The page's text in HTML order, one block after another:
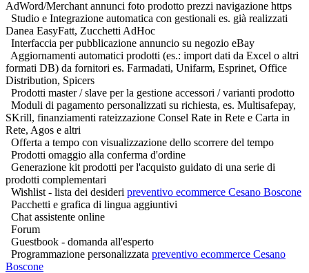
AdWord/Merchant annunci foto prodotto prezzi navigazione https
Studio e Integrazione automatica con gestionali es. già realizzati
Danea EasyFatt, Zucchetti AdHoc
Interfaccia per pubblicazione annuncio su negozio eBay
Aggiornamenti automatici prodotti (es.: import dati da Excel o altri
formati DB) da fornitori es. Farmadati, Unifarm, Esprinet, Office
Distribution, Spicers
Prodotti master / slave per la gestione accessori / varianti prodotto
Moduli di pagamento personalizzati su richiesta, es. Multisafepay,
SKrill, finanziamenti rateizzazione Consel Rate in Rete e Carta in
Rete, Agos e altri
Offerta a tempo con visualizzazione dello scorrere del tempo
Prodotti omaggio alla conferma d'ordine
Generazione kit prodotti per l'acquisto guidato di una serie di
prodotti complementari
Wishlist - lista dei desideri preventivo ecommerce Cesano Boscone
Pacchetti e grafica di lingua aggiuntivi
Chat assistente online
Forum
Guestbook - domanda all'esperto
Programmazione personalizzata preventivo ecommerce Cesano
Boscone